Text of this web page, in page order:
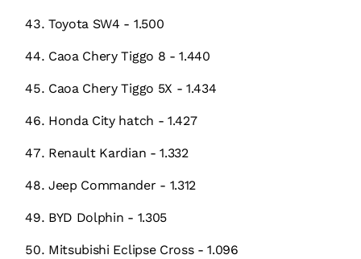
Toyota SW4 - 1.500
Caoa Chery Tiggo 8 - 1.440
Caoa Chery Tiggo 5X - 1.434
Honda City hatch - 1.427
Renault Kardian - 1.332
Jeep Commander - 1.312
BYD Dolphin - 1.305
Mitsubishi Eclipse Cross - 1.096